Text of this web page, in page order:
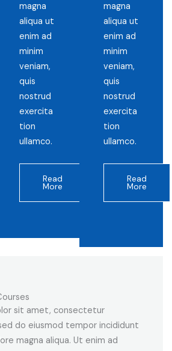
magna
aliqua ut
enim ad
minim
veniam,
quis
nostrud
exercita
tion
ullamco.
Read
More
magna
aliqua ut
enim ad
minim
veniam,
quis
nostrud
exercita
tion
ullamco.
Read
More
sit amet, consectetur
do eiusmod tempor incididunt
magna aliqua. Ut enim ad